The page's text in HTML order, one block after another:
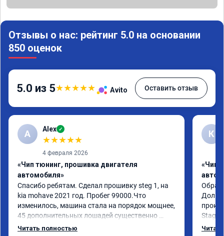
Отзывы о нас: рейтинг 5.0 на основании
850 оценок
5.0 из 5★★★★★ Avito Оставить отзыв
A Alex ✓
★★★★★
4 февраля 2026
«Чип тюнинг, прошивка двигателя
автомобиля»
Спасибо ребятам. Сделал прошивку steg 1, на
kia mohave 2021 год. Пробег 99000.Что
изменилось, машина стала на порядок мощнее,
45 дополнительных лошадей существенно
чувствуется и соответственно крутящего
Читать полностью
К
«Чип
Долго
Stage
с